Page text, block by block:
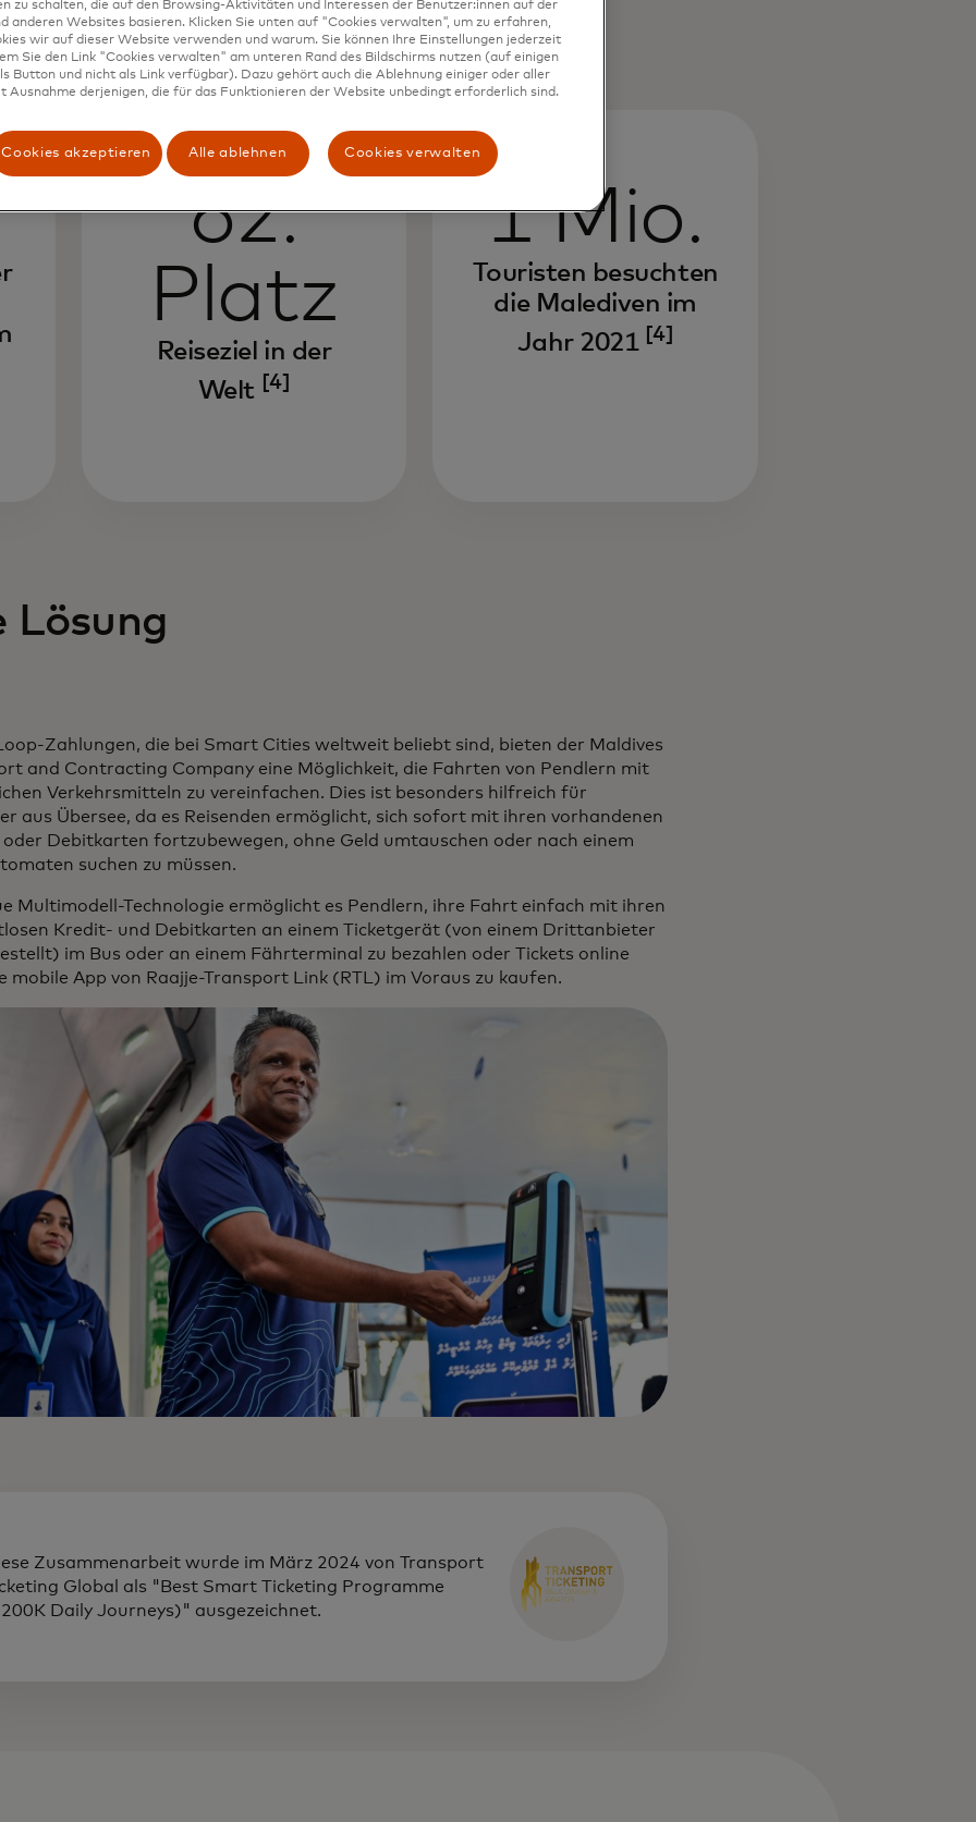
62.
Platz
Reiseziel in der
Welt [4]
1 Mio.
Touristen besuchten
die Malediven im
Jahr 2021 [4]
Lösung
Zahlungen, die bei Smart Cities weltweit beliebt sind, bieten der Maldives
and Contracting Company eine Möglichkeit, die Fahrten von Pendlern mit
Verkehrsmitteln zu vereinfachen. Dies ist besonders hilfreich für
aus Übersee, da es Reisenden ermöglicht, sich sofort mit ihren vorhandenen
Debitkarten fortzubewegen, ohne Geld umtauschen oder nach einem
suchen zu müssen.
Multimodell-Technologie ermöglicht es Pendlern, ihre Fahrt einfach mit ihren
Kredit- und Debitkarten an einem Ticketgerät (von einem Drittanbieter
im Bus oder an einem Fährterminal zu bezahlen oder Tickets online
mobile App von Raajje-Transport Link (RTL) im Voraus zu kaufen.
Zusammenarbeit wurde im März 2024 von Transport
Global als "Best Smart Ticketing Programme
Daily Journeys)" ausgezeichnet.
zu schalten, die auf den Browsing-Aktivitäten und Interessen der Benutzer:innen auf der
anderen Websites basieren. Klicken Sie unten auf "Cookies verwalten", um zu erfahren,
wir auf dieser Website verwenden und warum. Sie können Ihre Einstellungen jederzeit
Sie den Link "Cookies verwalten" am unteren Rand des Bildschirms nutzen (auf einigen
Button und nicht als Link verfügbar). Dazu gehört auch die Ablehnung einiger oder aller
Ausnahme derjenigen, die für das Funktionieren der Website unbedingt erforderlich sind.
Cookies akzeptieren Alle ablehnen Cookies verwalten